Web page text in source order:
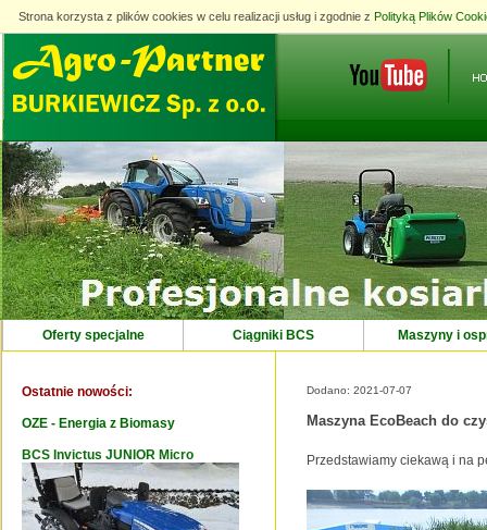
Oferty specjalne Ciągniki BCS Maszyny i
Ostatnie nowości:
OZE - Energia z Biomasy
BCS Invictus JUNIOR Micro
Maszyna EcoBeach do czyszczenia
Dodano: 2021-07-07
Maszyna EcoBeach do
Przedstawiamy ciekawą i na
Strona korzysta z plików cookies w celu realizacji usług i zgodnie z Polityką Plików
Strona korzysta z plików cookies w celu realizacji usług i zgodnie z Polityką Plików